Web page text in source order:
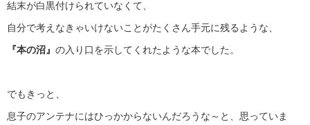
結末が白黒付けられていなくて、
自分で考えなきゃいけないことがたくさん手元に残るような、
『本の沼』 の入り口を示してくれたような本でした。
でもきっと、
息子のアンテナにはひっかからないんだろうな～と、思っていま